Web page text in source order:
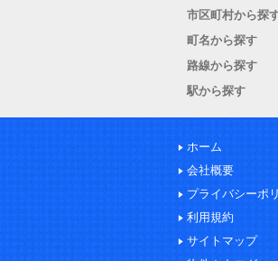
市区町村から探
町名から探す
路線から探す
駅から探す
ホーム
会社概要
プライバシーポ
利用規約
サイトマップ